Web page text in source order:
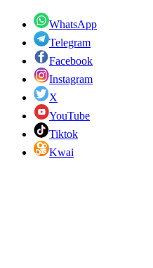
WhatsApp
Telegram
Facebook
Instagram
X
YouTube
Tiktok
Kwai